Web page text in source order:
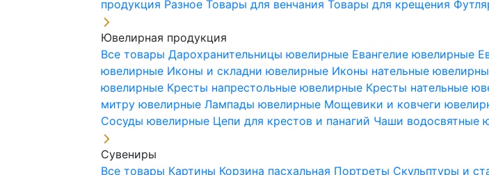
продукция РазноеТовары для венчанияТовары для крещения
Ювелирная продукция
Все товарыДарохранительницы ювелирные Евангелие ювелирные
ювелирные Иконы и складни ювелирные Иконы нательные
ювелирные Кресты напрестольные ювелирные Кресты нательные
митру ювелирныеЛампады ювелирные Мощевики и ковчеги
Сосуды ювелирные Цепи для крестов и панагий Чаши водосвятные
Сувениры
Все товары Картины Корзина пасхальная Портреты Скульптуры и